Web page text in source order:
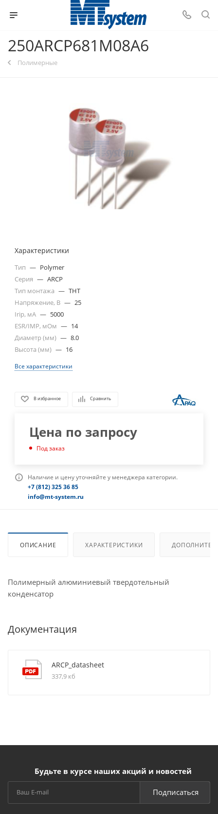
250ARCP681M08A6
Полимерные
Характеристики
Тип — Polymer
Серия — ARCP
Тип монтажа — THT
Напряжение, В — 25
Irip, мА — 5000
ESR/IMP, мОм — 14
Диаметр (мм) — 8.0
Высота (мм) — 16
Все характеристики
В избранное Сравнить
Цена по запросу
Под заказ
Наличие и цену уточняйте у менеджера категории.
+7 (812) 325 36 85
info@mt-system.ru
ОПИСАНИЕ ХАРАКТЕРИСТИКИ
Полимерный алюминиевый твердотельный
конденсатор
Документация
ARCP_datasheet
337,9 кб
Будьте в курсе наших акций и новостей
Подписаться